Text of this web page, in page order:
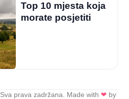
Top 10 mjesta koja
morate posjetiti
prava zadržana. Made with ❤ by